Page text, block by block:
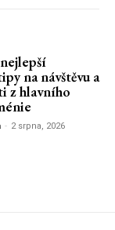
na návštěvu a
z hlavního
- 2 srpna, 2026